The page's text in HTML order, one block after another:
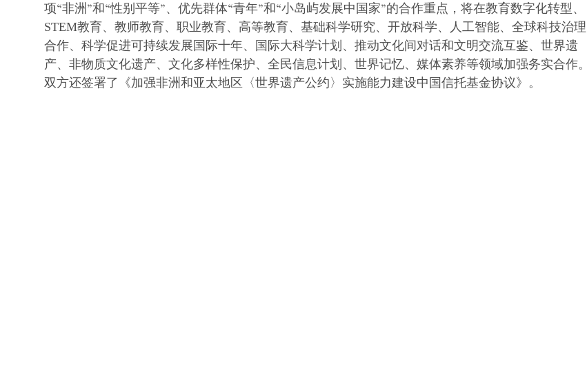
项“非洲”和“性别平等”、优先群体“青年”和“小岛屿发展中国家”的合作重点，将在教育数字化转型、
STEM教育、教师教育、职业教育、高等教育、基础科学研究、开放科学、人工智能、全球科技治理
合作、科学促进可持续发展国际十年、国际大科学计划、推动文化间对话和文明交流互鉴、世界遗
产、非物质文化遗产、文化多样性保护、全民信息计划、世界记忆、媒体素养等领域加强务实合作。
双方还签署了《加强非洲和亚太地区〈世界遗产公约〉实施能力建设中国信托基金协议》。